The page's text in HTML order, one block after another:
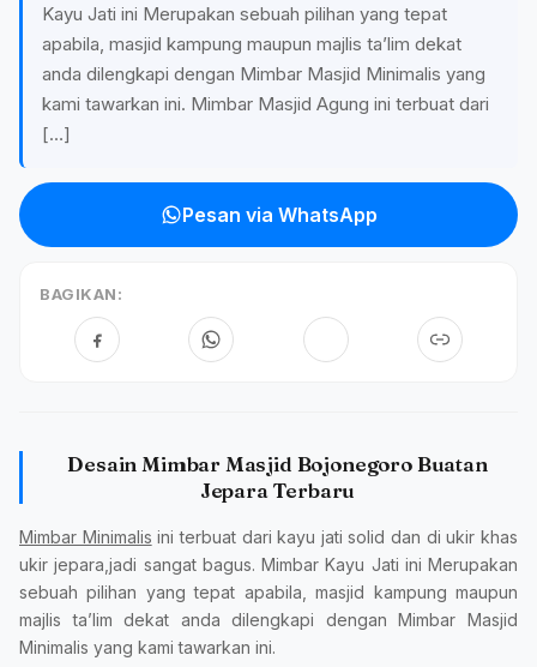
Kayu Jati ini Merupakan sebuah pilihan yang tepat
apabila, masjid kampung maupun majlis ta’lim dekat
anda dilengkapi dengan Mimbar Masjid Minimalis yang
kami tawarkan ini. Mimbar Masjid Agung ini terbuat dari
[…]
Pesan via WhatsApp
BAGIKAN:
Desain Mimbar Masjid Bojonegoro Buatan
Jepara Terbaru
Mimbar Minimalis ini terbuat dari kayu jati solid dan di ukir khas
ukir jepara,jadi sangat bagus. Mimbar Kayu Jati ini Merupakan
sebuah pilihan yang tepat apabila, masjid kampung maupun
majlis ta’lim dekat anda dilengkapi dengan Mimbar Masjid
Minimalis yang kami tawarkan ini.